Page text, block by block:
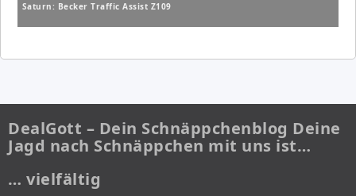
Saturn: Becker Traffic Assist Z109
DealGott – Dein Schnäppchenblog Deine
Jagd nach Schnäppchen mit uns ist…
… vielfältig